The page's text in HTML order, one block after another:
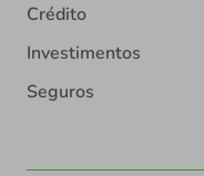
Crédito
Investimentos
Seguros